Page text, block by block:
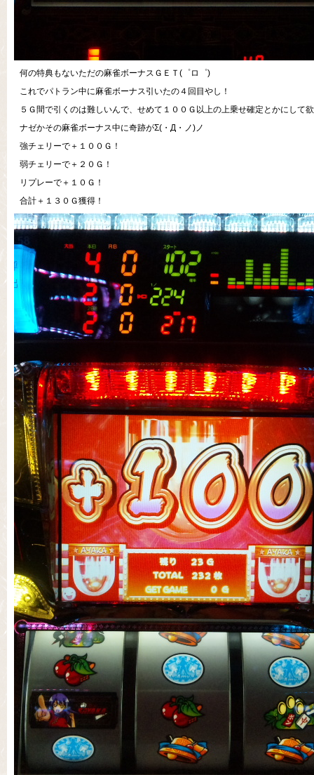
何の特典もないただの麻雀ボーナスＧＥＴ(゜ロ゜)
これでパトラン中に麻雀ボーナス引いたの４回目やし！
５Ｇ間で引くのは難しいんで、せめて１００Ｇ以上の上乗せ確定とかにして
ナゼかその麻雀ボーナス中に奇跡がΣ(・Д・ノ)ノ
強チェリーで＋１００Ｇ！
弱チェリーで＋２０Ｇ！
リプレーで＋１０Ｇ！
合計＋１３０Ｇ獲得！